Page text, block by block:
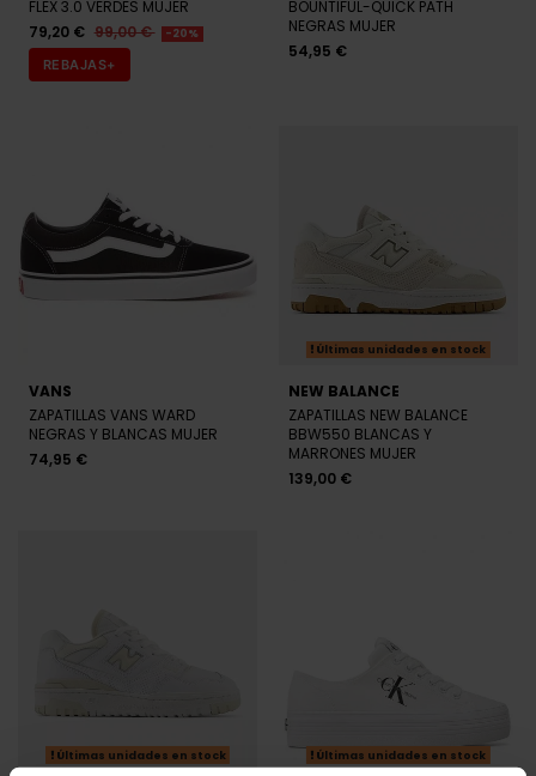
FLEX 3.0 VERDES MUJER
79,20 € 99,00 € -20%
REBAJAS+
BOUNTIFUL-QUICK PATH
NEGRAS MUJER
54,95 €
VANS
ZAPATILLAS VANS WARD
NEGRAS Y BLANCAS MUJER
74,95 €
Últimas unidades en stock
NEW BALANCE
ZAPATILLAS NEW BALANCE
BBW550 BLANCAS Y
MARRONES MUJER
139,00 €
Últimas unidades en stock Últimas unidades en stock